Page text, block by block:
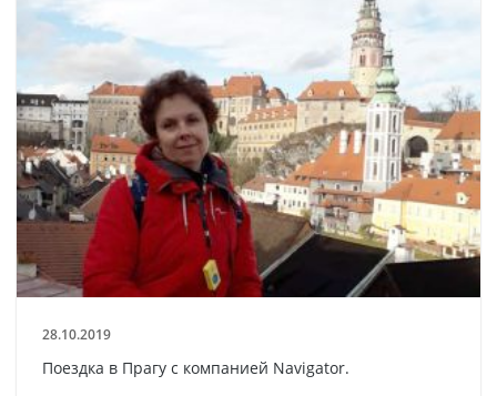
28.10.2019
Поездка в Прагу с компанией Navigator.